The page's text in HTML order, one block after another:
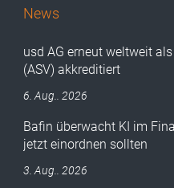
News
usd AG erneut weltweit
(ASV) akkreditiert
6. Aug.. 2026
Bafin überwacht KI im
jetzt einordnen sollten
3. Aug.. 2026